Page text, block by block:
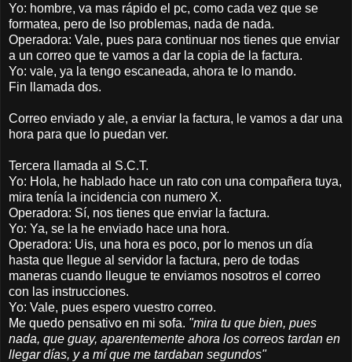
Yo: hombre, va mas rápido el pc, como cada vez que se
formatea, pero de lso problemas, nada de nada.
Operadora: Vale, pues para continuar nos tienes que enviar
a un correo que te vamos a dar la copia de la factura.
Yo: vale, ya la tengo escaneada, ahora te lo mando.
Fin llamada dos.
Correo enviado y ale, a enviar la factura, le vamos a dar una
hora para que lo puedan ver.
Tercera llamada al S.C.T.
Yo: Hola, he hablado hace un rato con una compañera tuya,
mira tenía la incidencia con numero X.
Operadora: Sí, nos tienes que enviar la factura.
Yo: Ya, se la he enviado hace una hora.
Operadora: Uis, una hora es poco, por lo menos un día
hasta que llegue al servidor la factura, pero de todas
maneras cuando lleugue te enviamos nosotros el correo
con las instrucciones.
Yo: Vale, pues espero vuestro correo.
Me quedo pensativo en mi sofa. "mira tu que bien, pues
nada, que guay, aparentemente ahora los correos tardan en
llegar días, y a mí que me tardaban segundos"